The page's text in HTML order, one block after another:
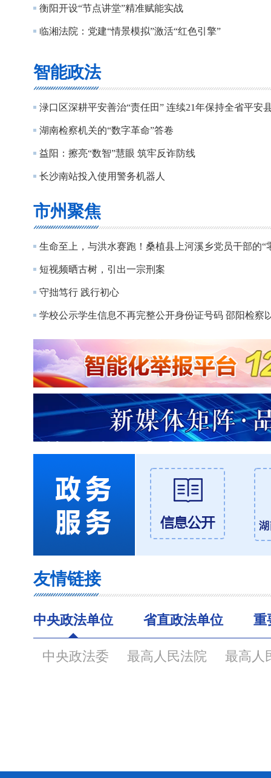
衡阳开设“节点讲堂”精准赋能实战
临湘法院：党建“情景模拟”激活“红色引擎”
智能政法
渌口区深耕平安善治“责任田” 连续21年保持全省平安
湖南检察机关的“数字革命”答卷
益阳：擦亮“数智”慧眼 筑牢反诈防线
长沙南站投入使用警务机器人
市州聚焦
生命至上，与洪水赛跑！桑植县上河溪乡党员干部的“
短视频晒古树，引出一宗刑案
守拙笃行 践行初心
学校公示学生信息不再完整公开身份证号码 邵阳检察
友情链接
中央政法单位 省直政法单位 重
中央政法委 最高人民法院 最高人